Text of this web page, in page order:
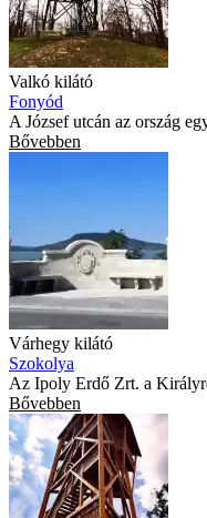
Valkó kilátó
Fonyód
A József utcán az ország
Bővebben
Várhegy kilátó
Szokolya
Az Ipoly Erdő Zrt. a
Bővebben